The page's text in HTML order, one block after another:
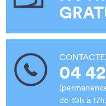
04 42
de 10h à